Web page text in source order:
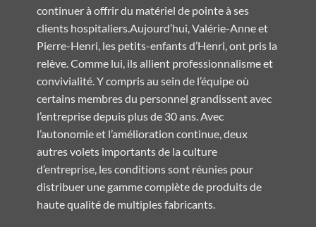
continuer à offrir du matériel de pointe à ses
clients hospitaliers.Aujourd’hui, Valérie-Anne et
Pierre-Henri, les petits-enfants d’Henri, ont pris la
relève. Comme lui, ils allient professionnalisme et
convivialité. Y compris au sein de l’équipe où
certains membres du personnel grandissent avec
l’entreprise depuis plus de 30 ans. Avec
l’autonomie et l’amélioration continue, deux
autres volets importants de la culture
d’entreprise, les conditions sont réunies pour
distribuer une gamme complète de produits de
haute qualité de multiples fabricants.